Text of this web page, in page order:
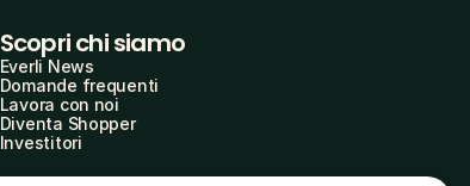
Scopri chi siamo
Everli News
Domande frequenti
Lavora con noi
Diventa Shopper
Investitori